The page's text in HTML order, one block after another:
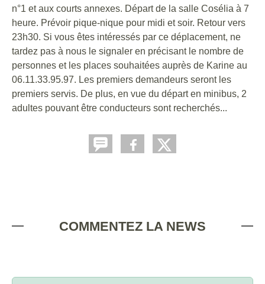
n°1 et aux courts annexes. Départ de la salle Cosélia à 7
heure. Prévoir pique-nique pour midi et soir. Retour vers
23h30. Si vous êtes intéressés par ce déplacement, ne
tardez pas à nous le signaler en précisant le nombre de
personnes et les places souhaitées auprès de Karine au
06.11.33.95.97. Les premiers demandeurs seront les
premiers servis. De plus, en vue du départ en minibus, 2
adultes pouvant être conducteurs sont recherchés...
COMMENTEZ LA NEWS